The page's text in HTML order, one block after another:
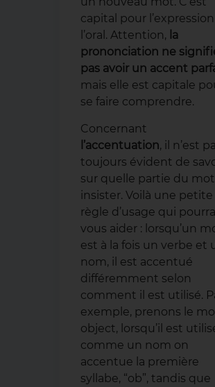
capital pour l’expression
l’oral. Attention, la
prononciation ne
pas avoir un accent
mais elle est capitale
se faire comprendre.
Concernant
l’accentuation, il n’est
toujours évident de
sur quelle partie du mot
insister. Voilà une petite
règle d’usage qui pourra
vous aider : lorsqu’un
est à la fois un verbe et
nom, il est accentué
différemment selon
comment il est utilisé.
exemple, prenons le
object, lorsqu’il est
comme un nom on
accentue la première
syllabe, “ob”, tandis que